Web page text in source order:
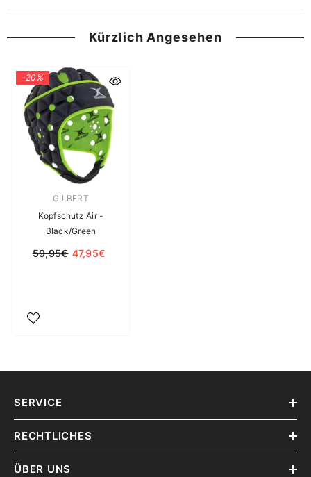
Kürzlich Angesehen
-20%
Verkäuferin:
GILBERT
Kopfschutz Air -
Black/Green
59,95€ 47,95€
SERVICE
RECHTLICHES
ÜBER UNS